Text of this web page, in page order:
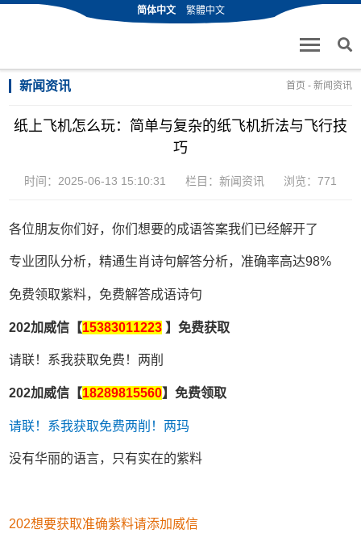
简体中文 繁體中文
新闻资讯 首页 - 新闻资讯
纸上飞机怎么玩：简单与复杂的纸飞机折法与飞行技
巧
时间：2025-06-13 15:10:31 栏目： 新闻资讯 浏览：771
各位朋友你们好，你们想要的成语答案我们已经解开了
专业团队分析，精通生肖诗句解答分析，准确率高达98%
免费领取紫料，免费解答成语诗句
202加威信【15383011223 】免费获取
请联！系我获取免费！两削
202加威信【18289815560】免费领取
请联！系我获取免费两削！两玛
没有华丽的语言，只有实在的紫料
202想要获取准确紫料请添加威信